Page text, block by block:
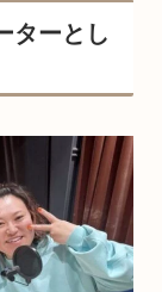
ターとし